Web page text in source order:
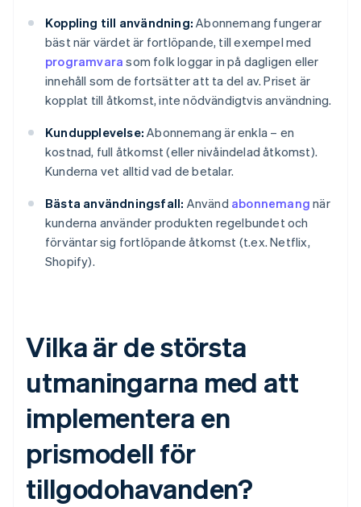
Koppling till användning: Abonnemang fungerar
bäst när värdet är fortlöpande, till exempel med
programvara som folk loggar in på dagligen eller
innehåll som de fortsätter att ta del av. Priset är
kopplat till åtkomst, inte nödvändigtvis användning.
Kundupplevelse: Abonnemang är enkla – en
kostnad, full åtkomst (eller nivåindelad åtkomst).
Kunderna vet alltid vad de betalar.
Bästa användningsfall: Använd abonnemang när
kunderna använder produkten regelbundet och
förväntar sig fortlöpande åtkomst (t.ex. Netflix,
Shopify).
Vilka är de största
utmaningarna med att
implementera en
prismodell för
tillgodohavanden?